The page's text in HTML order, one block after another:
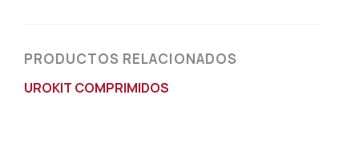
PRODUCTOS RELACIONADOS
UROKIT COMPRIMIDOS